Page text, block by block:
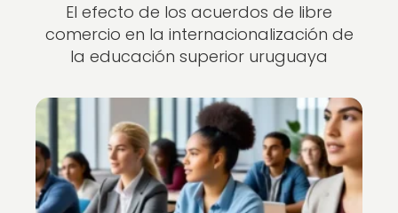
El efecto de los acuerdos de libre
comercio en la internacionalización de
la educación superior uruguaya